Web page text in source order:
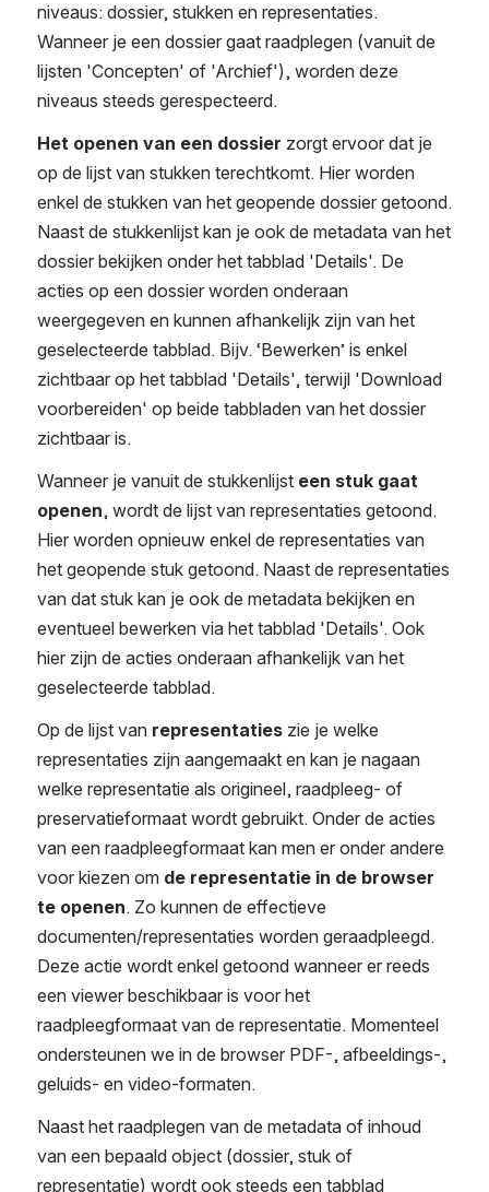
niveaus: dossier, stukken en representaties.
Wanneer je een dossier gaat raadplegen (vanuit de
lijsten 'Concepten' of 'Archief'), worden deze
niveaus steeds gerespecteerd.
Het openen van een dossier zorgt ervoor dat je
op de lijst van stukken terechtkomt. Hier worden
enkel de stukken van het geopende dossier getoond.
Naast de stukkenlijst kan je ook de metadata van het
dossier bekijken onder het tabblad 'Details'. De
acties op een dossier worden onderaan
weergegeven en kunnen afhankelijk zijn van het
geselecteerde tabblad. Bijv. ‘Bewerken’ is enkel
zichtbaar op het tabblad 'Details', terwijl 'Download
voorbereiden' op beide tabbladen van het dossier
zichtbaar is.
Wanneer je vanuit de stukkenlijst een stuk gaat
openen, wordt de lijst van representaties getoond.
Hier worden opnieuw enkel de representaties van
het geopende stuk getoond. Naast de representaties
van dat stuk kan je ook de metadata bekijken en
eventueel bewerken via het tabblad 'Details'. Ook
hier zijn de acties onderaan afhankelijk van het
geselecteerde tabblad.
Op de lijst van representaties zie je welke
representaties zijn aangemaakt en kan je nagaan
welke representatie als origineel, raadpleeg- of
preservatieformaat wordt gebruikt. Onder de acties
van een raadpleegformaat kan men er onder andere
voor kiezen om de representatie in de browser
te openen. Zo kunnen de effectieve
documenten/representaties worden geraadpleegd.
Deze actie wordt enkel getoond wanneer er reeds
een viewer beschikbaar is voor het
raadpleegformaat van de representatie. Momenteel
ondersteunen we in de browser PDF-, afbeeldings-,
geluids- en video-formaten.
Naast het raadplegen van de metadata of inhoud
van een bepaald object (dossier, stuk of
representatie) wordt ook steeds een tabblad